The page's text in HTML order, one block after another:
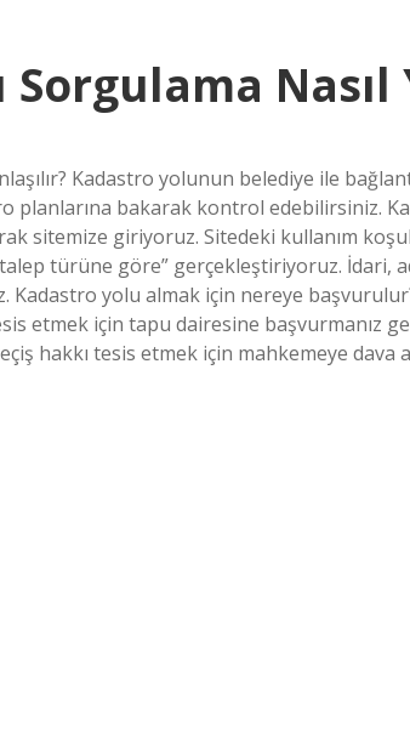
Nasıl
Kadastro yolunun belediye ile
bakarak kontrol edebilirsiniz.
sitemize giriyoruz. Sitedeki kullanım
türüne göre” gerçekleştiriyoruz. İdari,
Kadastro yolu almak için nereye
etmek için tapu dairesine başvurmanız
hakkı tesis etmek için mahkemeye dava